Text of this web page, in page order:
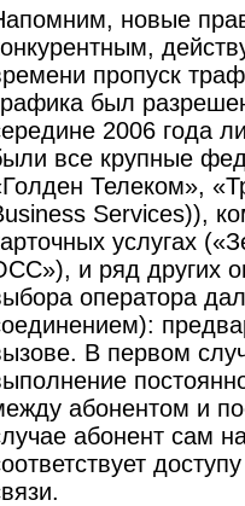
новые
пропуск
был
2006 года
все крупные
Телеком»,
Services)),
услугах
и ряд других
оператора
В первом
абонентом и
абонент сам